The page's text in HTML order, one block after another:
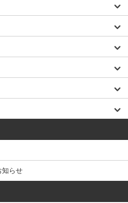
知らせ